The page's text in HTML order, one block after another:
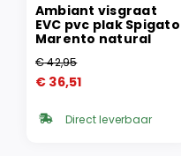
Ambiant visgraat
EVC pvc plak Spigato
Marento natural
€42,95
Oorspronkelijke
was:
€ 36,51
Huidige
is: Direct leverbaar